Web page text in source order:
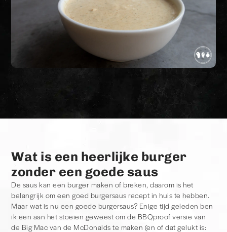
Wat is een heerlijke burger
zonder een goede saus
De saus kan een burger maken of breken, daarom is het
belangrijk om een goed burgersaus recept in huis te hebben.
Maar wat is nu een goede burgersaus? Enige tijd geleden ben
ik een aan het stoeien geweest om de BBQproof versie van
de Big Mac van de McDonalds te maken (en of dat gelukt is: